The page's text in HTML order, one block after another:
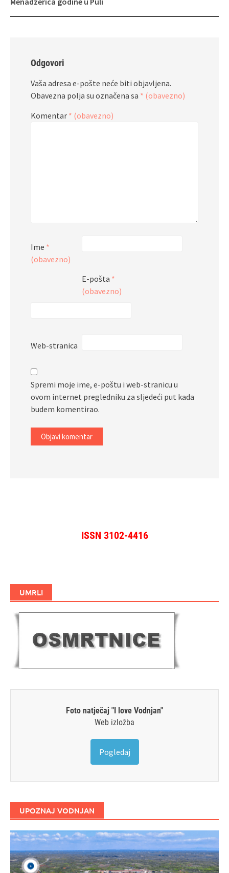
Odgovori
Vaša adresa e-pošte neće biti objavljena.
Obavezna polja su označena sa * (obavezno)
Komentar * (obavezno)
Ime *
(obavezno)
E-pošta *
(obavezno)
Web-stranica
Spremi moje ime, e-poštu i web-stranicu u
ovom internet pregledniku za sljedeći put kada
budem komentirao.
ISSN 3102-4416
UMRLI
Foto natječaj "I love Vodnjan"
Web izložba
Pogledaj
UPOZNAJ VODNJAN